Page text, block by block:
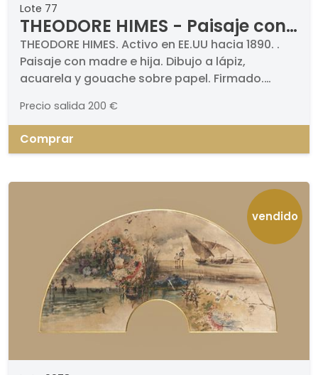
Lote 77
THEODORE HIMES - Paisaje con
madre e hija
THEODORE HIMES. Activo en EE.UU hacia 1890. .
Paisaje con madre e hija. Dibujo a lápiz,
acuarela y gouache sobre papel. Firmado.
Precio salida 200 €
Comprar
vendido